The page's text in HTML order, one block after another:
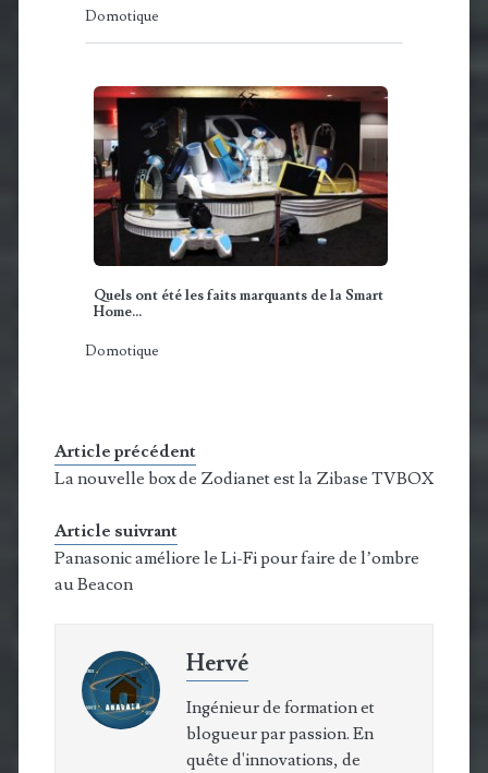
Domotique
Quels ont été les faits marquants de la Smart
Home…
Domotique
Article précédent
La nouvelle box de Zodianet est la Zibase TVBOX
Article suivrant
Panasonic améliore le Li-Fi pour faire de l’ombre
au Beacon
Hervé
Ingénieur de formation et
blogueur par passion. En
quête d'innovations, de